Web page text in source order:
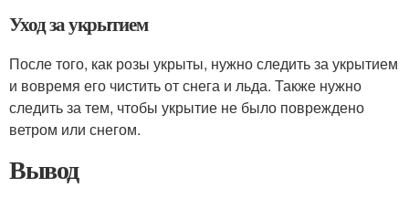
Уход за укрытием
После того, как розы укрыты, нужно следить за укрытием
и вовремя его чистить от снега и льда. Также нужно
следить за тем, чтобы укрытие не было повреждено
ветром или снегом.
Вывод